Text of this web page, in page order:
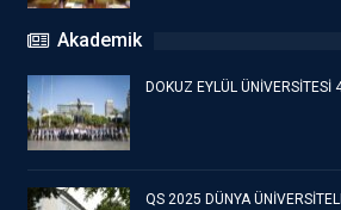
Akademik
DOKUZ EYLÜL ÜNİVERSİTESİ
QS 2025 DÜNYA